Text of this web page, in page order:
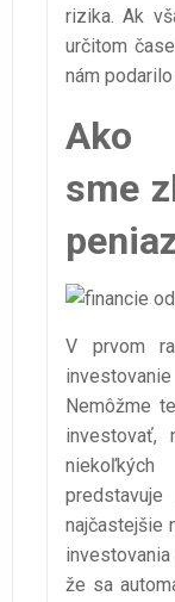
rizika. Ak
určitom
nám
Ako
sme
V prvom
Nemôžme
investovať,
najčastejšie
že sa